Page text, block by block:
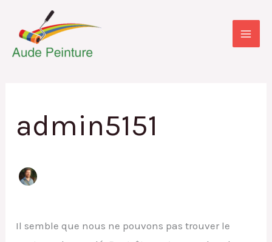
contenu
admin5151
Il semble que nous ne pouvons pas trouver le
Rechercher :